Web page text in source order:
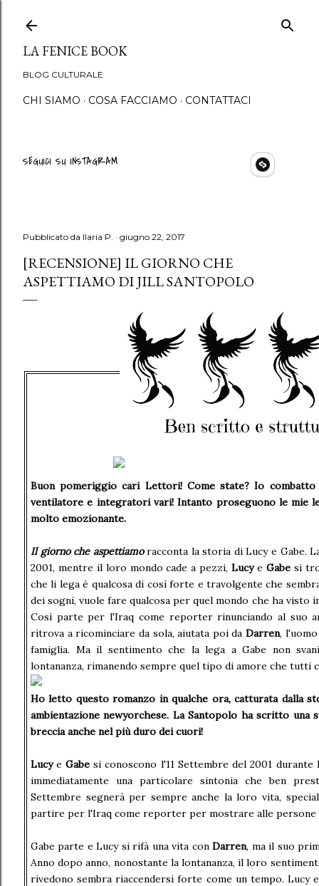
Passa ai contenuti
LA FENICE BOOK
BLOG CULTURALE
CHI SIAMO COSA FACCIAMO CONTATTACI
SEGUICI SU INSTAGRAM
Pubblicato da Ilaria P. giugno 22, 2017
[RECENSIONE] IL GIORNO CHE
ASPETTIAMO DI JILL SANTOPOLO
Buon pomeriggio cari Lettori! Come state? Io
ventilatore e integratori vari! Intanto proseguono le mie
molto emozionante.
Il giorno che aspettiamoracconta la storia di Lucy e Gabe.
2001, mentre il loro mondo cade a pezzi, Lucye Gabe si
che li lega è qualcosa di così forte e travolgente che
dei sogni, vuole fare qualcosa per quel mondo che ha visto
Così parte per l'Iraq come reporter rinunciando al suo
ritrova a ricominciare da sola, aiutata poi da Darren,
famiglia. Ma il sentimento che la lega a Gabe non
lontananza, rimanendo sempre quel tipo di amore che tutti
Ho letto questo romanzo in qualche ora, catturata dalla
ambientazione newyorchese. La Santopolo ha scritto una
breccia anche nel più duro dei cuori!
Lucye Gabe si conoscono l'11 Settembre del 2001
immediatamente una particolare sintonia che ben
Settembre segnerà per sempre anche la loro vita,
partire per l'Iraq come reporter per mostrare alle persone
Gabe parte e Lucy si rifà una vita con Darren, ma il suo
Anno dopo anno, nonostante la lontananza, il loro
rivedono sembra riaccendersi forte come un tempo. Lucy